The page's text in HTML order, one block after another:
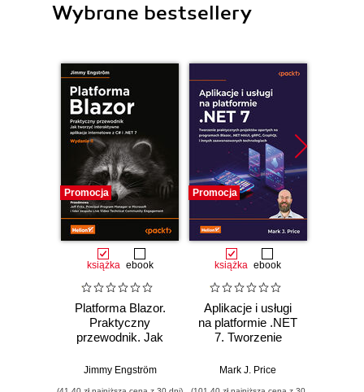
Wybrane bestsellery
Promocja
książka ebook
Platforma Blazor.
Praktyczny
przewodnik. Jak
interaktywne
Jimmy Engström
Promocja
książka ebook
Aplikacje i usługi
na platformie .NET
7. Tworzenie
projektów opartych
Mark J. Price